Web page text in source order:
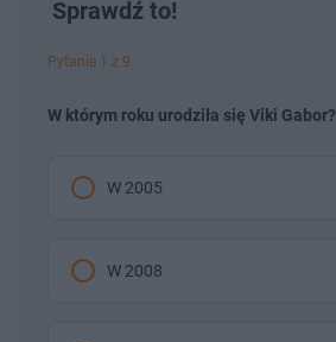
Sprawdź to!
Pytanie 1 z 9
W którym roku urodziła się Viki Gabor?
W 2005
W 2008